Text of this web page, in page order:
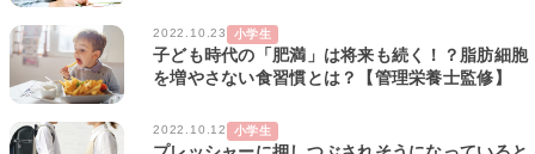
2022.10.23 小学生
子ども時代の「肥満」は将来も続く！？脂肪細胞
を増やさない食習慣とは？【管理栄養士監修】
2022.10.12 小学生